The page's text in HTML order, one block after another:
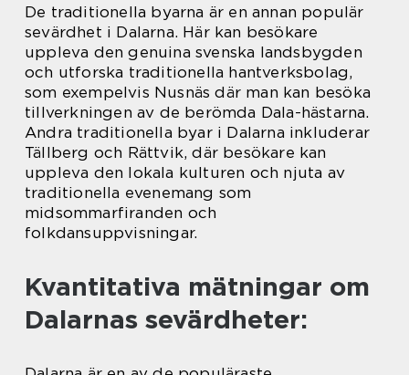
De traditionella byarna är en annan populär
sevärdhet i Dalarna. Här kan besökare
uppleva den genuina svenska landsbygden
och utforska traditionella hantverksbolag,
som exempelvis Nusnäs där man kan besöka
tillverkningen av de berömda Dala-hästarna.
Andra traditionella byar i Dalarna inkluderar
Tällberg och Rättvik, där besökare kan
uppleva den lokala kulturen och njuta av
traditionella evenemang som
midsommarfiranden och
folkdansuppvisningar.
Kvantitativa mätningar om
Dalarnas sevärdheter: